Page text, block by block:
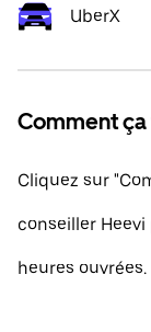
UberX
Comment
Cliquez sur
conseiller
heures